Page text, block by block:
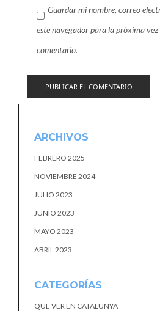
Guardar mi nombre, correo
este navegador para la próxima vez
comentario.
ARCHIVOS
FEBRERO 2025
NOVIEMBRE 2024
JULIO 2023
JUNIO 2023
MAYO 2023
ABRIL 2023
CATEGORÍAS
QUE VER EN CATALUNYA